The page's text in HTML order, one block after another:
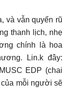
và vẫn quyến rũ
thanh lịch, nhẹ
chính là hoa
Lin.k đây:
EDP (chai
của mỗi người sẽ